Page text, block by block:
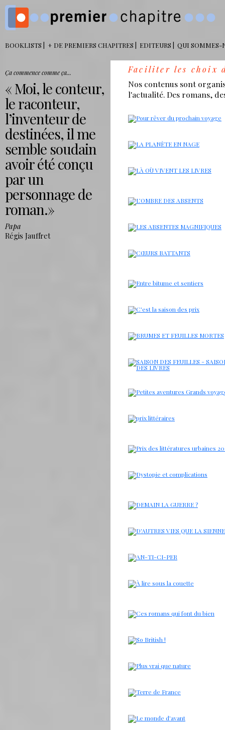
BOOKLISTS + DE PREMIERS CHAPITRES EDITEURS QUI SOMMES-
Ça commence comme ça...
Moi, le conteur,
le raconteur,
l’inventeur de
destinées, il me
semble soudain
avoir été conçu
par un
personnage de
roman.
Papa
Régis Jauffret
Faciliter les choix
Nos contenus sont
l'actualité. Des romans,